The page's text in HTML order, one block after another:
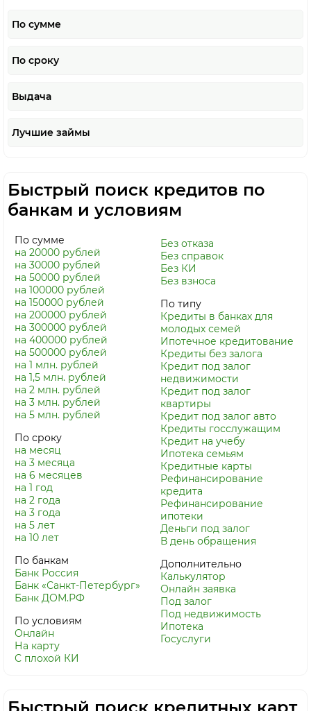
По сумме
По сроку
Выдача
Лучшие займы
Быстрый поиск кредитов по
банкам и условиям
По сумме
на 20000 рублей
на 30000 рублей
на 50000 рублей
на 100000 рублей
на 150000 рублей
на 200000 рублей
на 300000 рублей
на 400000 рублей
на 500000 рублей
на 1 млн. рублей
на 1,5 млн. рублей
на 2 млн. рублей
на 3 млн. рублей
на 5 млн. рублей
По сроку
на месяц
на 3 месяца
на 6 месяцев
на 1 год
на 2 года
на 3 года
на 5 лет
на 10 лет
По банкам
Банк Россия
Банк «Санкт-Петербург»
Банк ДОМ.РФ
По условиям
Онлайн
На карту
С плохой КИ
Без отказа
Без справок
Без КИ
Без взноса
По типу
Кредиты в банках для
молодых семей
Ипотечное кредитование
Кредиты без залога
Кредит под залог
недвижимости
Кредит под залог
квартиры
Кредит под залог авто
Кредиты госслужащим
Кредит на учебу
Ипотека семьям
Кредитные карты
Рефинансирование
кредита
Рефинансирование
ипотеки
Деньги под залог
В день обращения
Дополнительно
Калькулятор
Онлайн заявка
Под залог
Под недвижимость
Ипотека
Госуслуги